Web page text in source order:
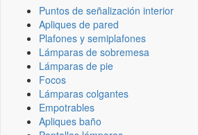
Puntos de señalización interior
Apliques de pared
Plafones y semiplafones
Lámparas de sobremesa
Lámparas de pie
Focos
Lámparas colgantes
Empotrables
Apliques baño